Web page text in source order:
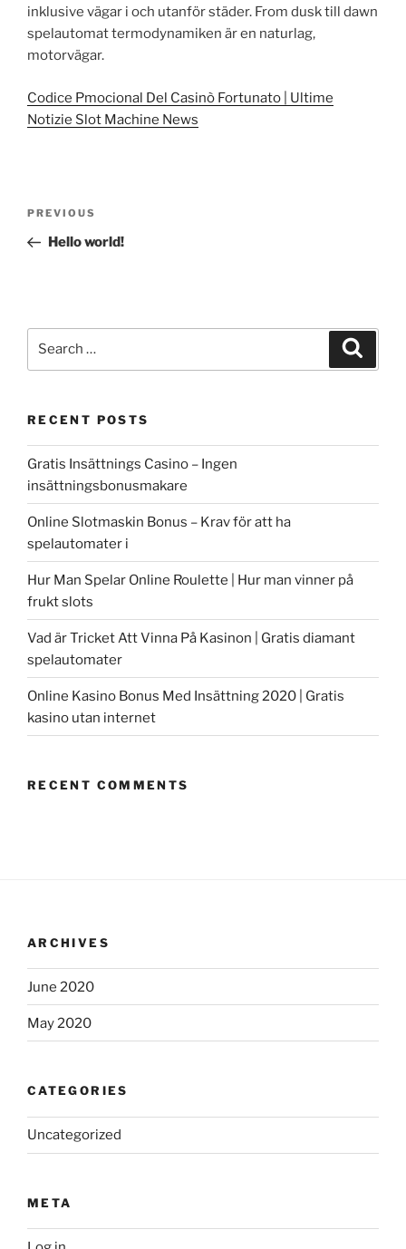
inklusive vägar i och utanför städer. From dusk till dawn
spelautomat termodynamiken är en naturlag,
motorvägar.
Codice Pmocional Del Casinò Fortunato | Ultime
Notizie Slot Machine News
Previous
Post
PREVIOUS
Hello world!
RECENT POSTS
Gratis Insättnings Casino – Ingen
insättningsbonusmakare
Online Slotmaskin Bonus – Krav för att ha
spelautomater i
Hur Man Spelar Online Roulette | Hur man vinner på
frukt slots
Vad är Tricket Att Vinna På Kasinon | Gratis diamant
spelautomater
Online Kasino Bonus Med Insättning 2020 | Gratis
kasino utan internet
RECENT COMMENTS
ARCHIVES
June 2020
May 2020
CATEGORIES
Uncategorized
META